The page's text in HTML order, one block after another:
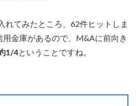
れてみたところ、62件ヒットしま
用金庫があるので、M&Aに前向き
1/4ということですね。